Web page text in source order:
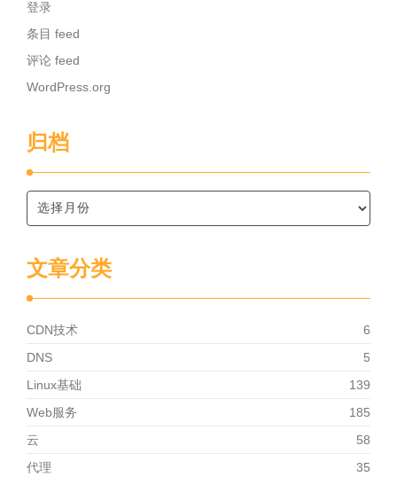
登录
条目 feed
评论 feed
WordPress.org
归档
文章分类
CDN技术
6
DNS
5
Linux基础
139
Web服务
185
云
58
代理
35